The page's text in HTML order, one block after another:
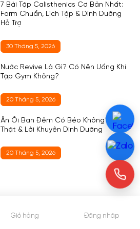
7 Bài Tập Calisthenics Cơ Bản Nhất:
Form Chuẩn, Lịch Tập & Dinh Dưỡng
Hỗ Trợ
30 Tháng 5, 2026
Nước Revive Là Gì? Có Nên Uống Khi
Tập Gym Không?
20 Tháng 5, 2026
Ăn Ổi Ban Đêm Có Béo Không? Sự
Thật & Lời Khuyên Dinh Dưỡng
20 Tháng 5, 2026
Giỏ hàng Đăng nhập